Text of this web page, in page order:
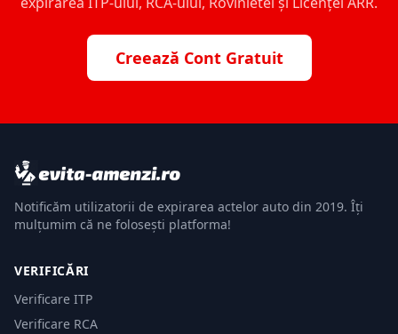
Creează Cont Gratuit
Notificăm utilizatorii de expirarea actelor auto din 2019. Îți
mulțumim că ne folosești platforma!
VERIFICĂRI
Verificare ITP
Verificare RCA